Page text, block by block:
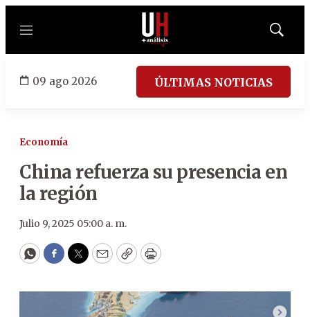
Menú
Mostrar
09 ago 2026 ÚLTIMAS NOTICIAS
Economía
China refuerza su presencia en
la región
Julio 9, 2025 05:00 a. m.
WhatsApp
Facebook
Twitter
EmailCopyPrint